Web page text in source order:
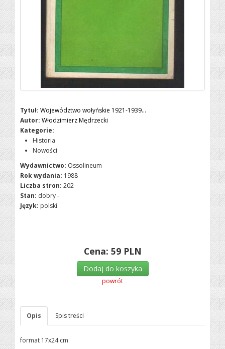
Tytuł: Województwo wołyńskie 1921-1939...
Autor: Włodzimierz Mędrzecki
Kategorie:
Historia
Nowości
Wydawnictwo: Ossolineum
Rok wydania: 1988
Liczba stron: 202
Stan: dobry -
Język: polski
Cena: 59 PLN
Dodaj do koszyka
powrót
Opis Spis treści
format 17x24 cm